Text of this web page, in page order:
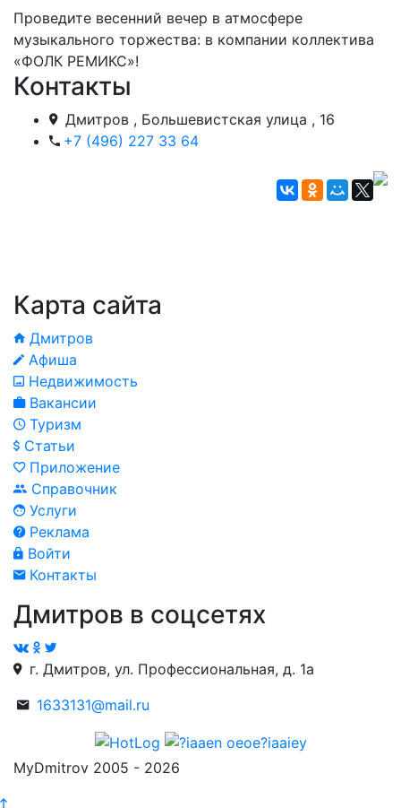
Проведите весенний вечер в атмосфере
музыкального торжества: в компании коллектива
«ФОЛК РЕМИКС»!
Контакты
Дмитров , Большевистская улица , 16
+7 (496) 227 33 64
Карта сайта
Дмитров
Афиша
Недвижимость
Вакансии
Туризм
Статьи
Приложение
Справочник
Услуги
Реклама
Войти
Контакты
Дмитров в соцсетях
г. Дмитров, ул. Профессиональная, д. 1а
1633131@mail.ru
MyDmitrov 2005 - 2026